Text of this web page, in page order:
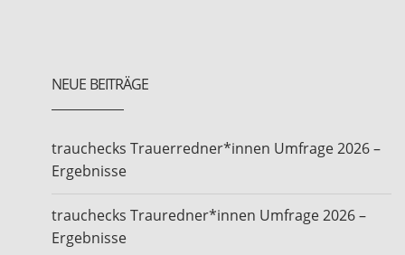
NEUE BEITRÄGE
trauchecks Trauerredner*innen Umfrage 2026 –
Ergebnisse
trauchecks Trauredner*innen Umfrage 2026 –
Ergebnisse